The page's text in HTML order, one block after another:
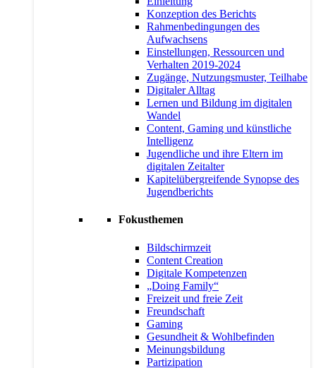
Konzeption des Berichts
Rahmenbedingungen des
Aufwachsens
Einstellungen, Ressourcen und
Verhalten 2019-2024
Zugänge, Nutzungsmuster, Teilhabe
Digitaler Alltag
Lernen und Bildung im digitalen
Wandel
Content, Gaming und künstliche
Intelligenz
Jugendliche und ihre Eltern im
digitalen Zeitalter
Kapitelübergreifende Synopse des
Jugendberichts
Fokusthemen
Bildschirmzeit
Content Creation
Digitale Kompetenzen
„Doing Family“
Freizeit und freie Zeit
Freundschaft
Gaming
Gesundheit & Wohlbefinden
Meinungsbildung
Partizipation